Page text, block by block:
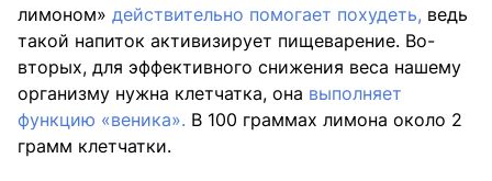
лимоном» действительно помогает похудеть, ведь
такой напиток активизирует пищеварение. Во-
вторых, для эффективного снижения веса нашему
организму нужна клетчатка, она выполняет
функцию «веника». В 100 граммах лимона около 2
грамм клетчатки.